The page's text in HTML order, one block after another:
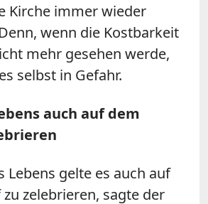
Kirche immer wieder
wenn die Kostbarkeit
mehr gesehen werde,
selbst in Gefahr.
auch auf dem
Lebens gelte es auch auf
zelebrieren, sagte der